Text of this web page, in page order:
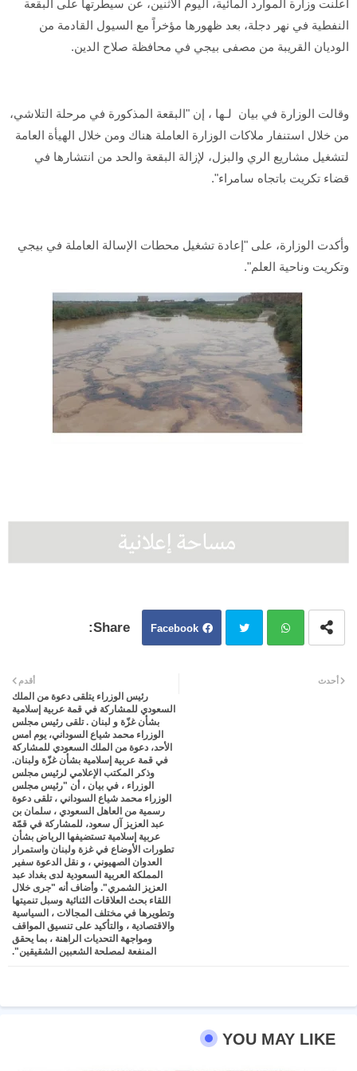
أعلنت وزارة الموارد المائية، اليوم الاثنين، عن سيطرتها على البقعة
النفطية في نهر دجلة، بعد ظهورها مؤخراً مع السيول القادمة من
الوديان القريبة من مصفى بيجي في محافظة صلاح الدين.
وقالت الوزارة في بيان لـها ، إن "البقعة المذكورة في مرحلة التلاشي،
من خلال استنفار ملاكات الوزارة العاملة هناك ومن خلال الهيأة العامة
لتشغيل مشاريع الري والبزل، لإزالة البقعة والحد من انتشارها في
قضاء تكريت باتجاه سامراء".
وأكدت الوزارة، على "إعادة تشغيل محطات الإسالة العاملة في بيجي
وتكريت وناحية العلم".
Facebook
أحدث أقدم
رئيس الوزراء يتلقى دعوة من الملك
السعودي للمشاركة في قمة عربية إسلامية
بشأن غزّة و لبنان . تلقى رئيس مجلس
الوزراء محمد شياع السوداني، يوم امس
الأحد، دعوة من الملك السعودي للمشاركة
في قمة عربية إسلامية بشأن غزّة ولبنان.
وذكر المكتب الإعلامي لرئيس مجلس
الوزراء ، في بيان ، أن "رئيس مجلس
الوزراء محمد شياع السوداني ، تلقى دعوة
رسمية من العاهل السعودي ، سلمان بن
عبد العزيز آل سعود، للمشاركة في قمّة
عربية إسلامية تستضيفها الرياض بشأن
تطورات الأوضاع في غزة ولبنان واستمرار
العدوان الصهيوني ، و نقل الدعوة سفير
المملكة العربية السعودية لدى بغداد عبد
العزيز الشمري". وأضاف أنه "جرى خلال
اللقاء بحث العلاقات الثنائية وسبل تنميتها
وتطويرها في مختلف المجالات ، السياسية
والاقتصادية ، والتأكيد على تنسيق المواقف
ومواجهة التحديات الراهنة ، بما يحقق
المنفعة لمصلحة الشعبين الشقيقين".
YOU MAY LIKE